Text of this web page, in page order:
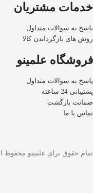
خدمات مشتریان
پاسخ به سوالات متداول
روش های بازگرداندن کالا
فروشگاه علمینو
پاسخ به سوالات متداول
پشتیبانی 24 ساعته
ضمانت بازگشت
تماس با ما
تمام حقوق برای علمینو محفوظ